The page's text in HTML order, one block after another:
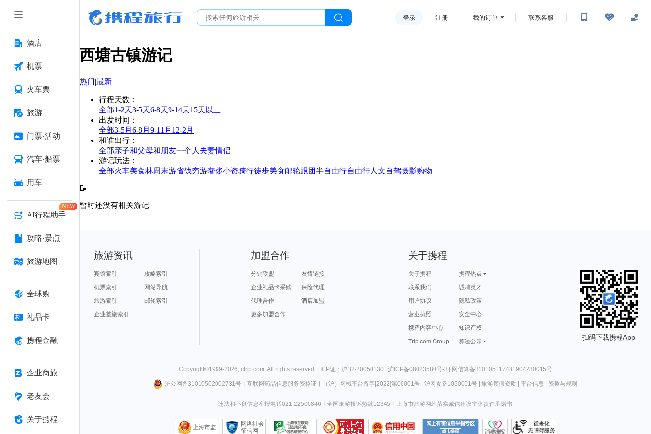
酒店
机票
火车票
旅游
门票·活动
汽车·船票
用车
AI行程助手
NEW
攻略·景点
旅游地图
全球购
礼品卡
携程金融
企业商旅
老友会
关于携程
登录 注册 我的订单 联系客服
西塘古镇游记
热门|最新
行程天数 ：
全部1-2天3-5天6-8天9-14天15天以上
出发时间 ：
全部3-5月 6-8月 9-11月 12-2月
和谁出行 ：
全部亲子和父母和朋友一个人 夫妻情侣
游记玩法 ：
全部火车美食林周末游省钱穷游奢侈小资骑行徒步美食邮轮跟团半自由行自由行人文自驾摄影购物
📝
暂时还没有相关游记
旅游资讯
宾馆索引
攻略索引
机票索引
网站导航
旅游索引
邮轮索引
企业差旅索引
加盟合作
分销联盟
友情链接
企业礼品卡采购
保险代理
代理合作
酒店加盟
更多加盟合作
关于携程
关于携程
携程热点
联系我们
诚聘英才
用户协议
隐私政策
营业执照
安全中心
携程内容中心
知识产权
Trip.com Group
算法公示
扫码下载携程App
Copyright©1999-2026, ctrip.com. All rights reserved. | ICP证：沪B2-20050130 | 沪ICP备08023580号-3 | 网信算备310105117481904230015号
沪公网备31010502002731号丨 互联网药品信息服务资格证 （沪）网械平台备字[2022]第00001号| 沪网食备1050001号| 旅游度假资质| 平台信息 资质与规则
违法和不良信息举报电话021-22500846 全国旅游投诉热线12345 上海市旅游网站落实诚信建设主体责任承诺书
上海市监
网络社会
征信网